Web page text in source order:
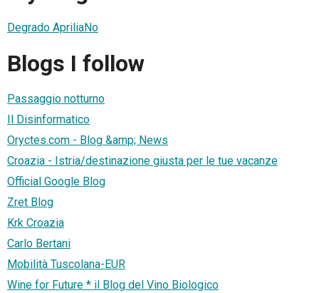
Degrado ApriliaNo
Blogs I follow
Passaggio notturno
Il Disinformatico
Oryctes.com - Blog &amp; News
Croazia - Istria/destinazione giusta per le tue vacanze
Official Google Blog
Zret Blog
Krk Croazia
Carlo Bertani
Mobilità Tuscolana-EUR
Wine for Future * il Blog del Vino Biologico